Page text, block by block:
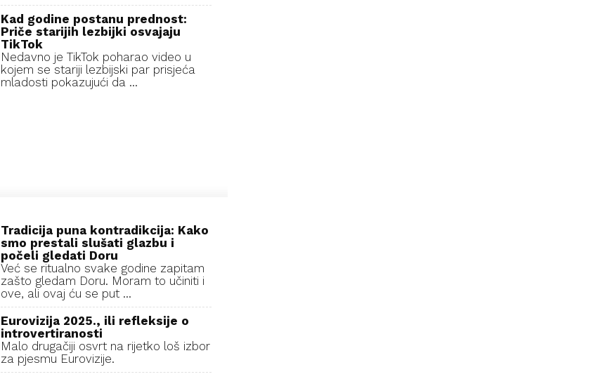
Kad godine postanu prednost:
Priče starijih lezbijki osvajaju
TikTok
Nedavno je TikTok poharao video u
kojem se stariji lezbijski par prisjeća
mladosti pokazujući da ...
Tradicija puna kontradikcija: Kako
smo prestali slušati glazbu i
počeli gledati Doru
Već se ritualno svake godine zapitam
zašto gledam Doru. Moram to učiniti i
ove, ali ovaj ću se put ...
Eurovizija 2025., ili refleksije o
introvertiranosti
Malo drugačiji osvrt na rijetko loš izbor
za pjesmu Eurovizije.